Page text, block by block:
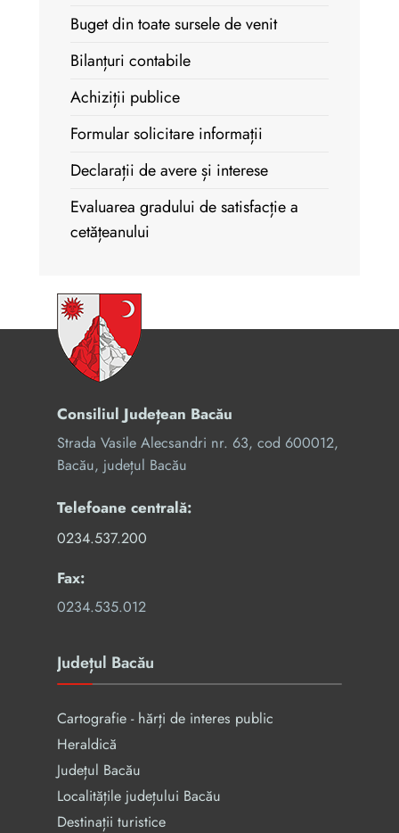
Buget din toate sursele de venit
Bilanțuri contabile
Achiziții publice
Formular solicitare informații
Declarații de avere și interese
Evaluarea gradului de satisfacție a
cetățeanului
Consiliul Județean Bacău
Strada Vasile Alecsandri nr. 63, cod 600012,
Bacău, județul Bacău
Telefoane centrală:
0234.537.200
Fax:
0234.535.012
Județul Bacău
Cartografie - hărți de interes public
Heraldică
Județul Bacău
Localitățile județului Bacău
Destinații turistice